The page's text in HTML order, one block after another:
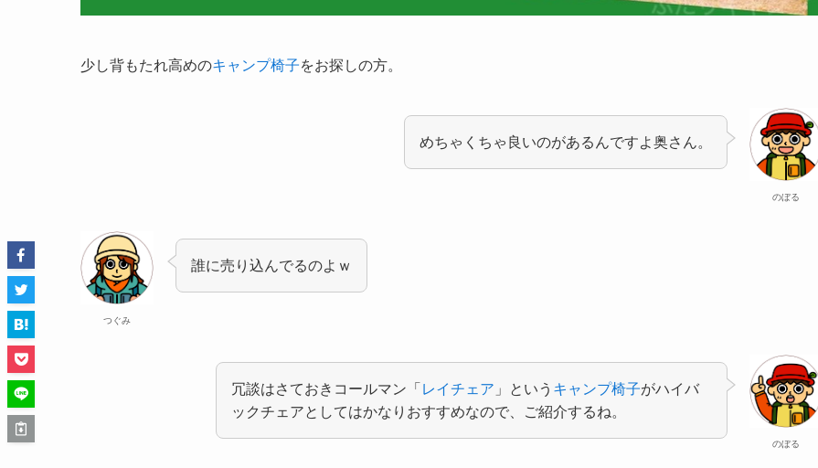
少し背もたれ高めのキャンプ椅子をお探しの方。
のぼる
めちゃくちゃ良いのがあるんですよ奥さん。
つぐみ
誰に売り込んでるのよｗ
のぼる
冗談はさておきコールマン「 レイチェア 」という キャンプ椅子がハイバ
ックチェアとしてはかなりおすすめなので、ご紹介するね。